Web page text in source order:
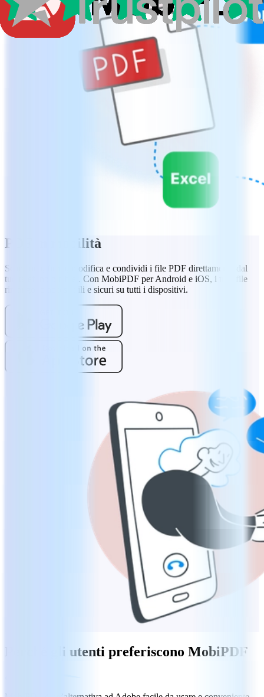
PDF in mobilità
Scansiona, firma, modifica e condividi i file PDF direttamente dal
tuo telefono o tablet. Con MobiPDF per Android e iOS, i tuoi file
rimangono accessibili e sicuri su tutti i dispositivi.
Perché gli utenti preferiscono MobiPDF